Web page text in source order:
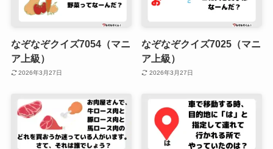
なぞなぞクイズ7054（マニ
ア上級）
2026年3月27日
なぞなぞクイズ7025（マニ
ア上級）
2026年3月27日